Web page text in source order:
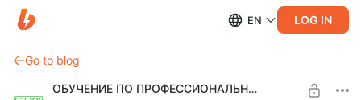
EN LOG IN
Go to blog
ОБУЧЕНИЕ ПО ПРОФЕССИОНАЛЬНОЙ КОСМЕТИКЕ ДЛЯ ТЕЛА